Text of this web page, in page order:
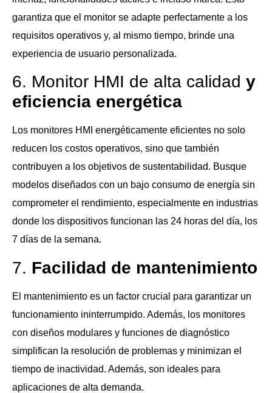
garantiza que el monitor se adapte perfectamente a los
requisitos operativos y, al mismo tiempo, brinde una
experiencia de usuario personalizada.
6. Monitor HMI de alta calidad y
eficiencia energética
Los monitores HMI energéticamente eficientes no solo
reducen los costos operativos, sino que también
contribuyen a los objetivos de sustentabilidad. Busque
modelos diseñados con un bajo consumo de energía sin
comprometer el rendimiento, especialmente en industrias
donde los dispositivos funcionan las 24 horas del día, los
7 días de la semana.
7. Facilidad de mantenimiento
El mantenimiento es un factor crucial para garantizar un
funcionamiento ininterrumpido. Además, los monitores
con diseños modulares y funciones de diagnóstico
simplifican la resolución de problemas y minimizan el
tiempo de inactividad. Además, son ideales para
aplicaciones de alta demanda.